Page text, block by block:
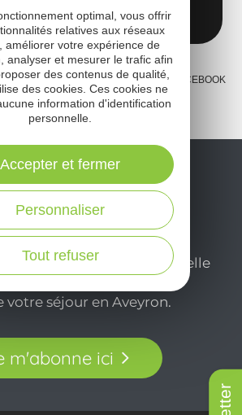
Obtenir l'itinéraire
E-MAIL MESSENGER FACEBOOK
notre newsletter mensuelle
inspirer pour profiter
séjour en Aveyron.
m'abonne ici
optimal, vous offrir
relatives aux réseaux
améliorer votre expérience de
analyser et mesurer le trafic afin
des contenus de qualité,
des cookies. Ces cookies ne
information d'identification
personnelle.
Tout refuser
Personnaliser
Accepter et fermer